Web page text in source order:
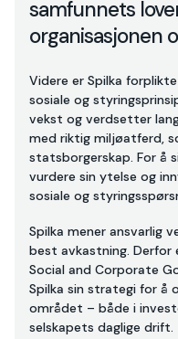
samfunnets
organisasjonen
Videre er Spilka
sosiale og
vekst og verdsetter
med riktig miljøatferd,
statsborgerskap. For å
vurdere sin ytelse og
sosiale og
Spilka mener ansvarlig
best avkastning. Derfor
Social and Corporate
Spilka sin strategi for
området – både i
selskapets daglige drift.